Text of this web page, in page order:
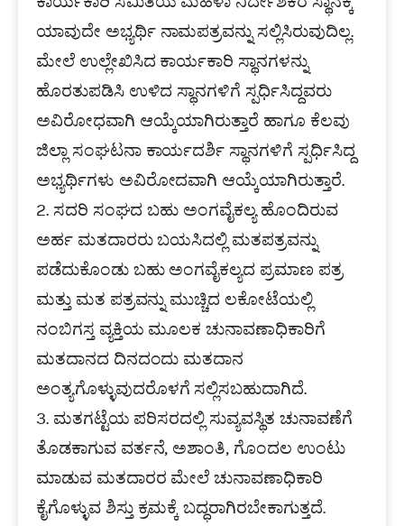
ಯಾವುದೇ ಅಭ್ಯರ್ಥಿ ನಾಮಪತ್ರವನ್ನು ಸಲ್ಲಿಸಿರುವುದಿಲ್ಲ.
ಮೇಲೆ ಉಲ್ಲೇಖಿಸಿದ ಕಾರ್ಯಕಾರಿ ಸ್ಥಾನಗಳನ್ನು
ಹೊರತುಪಡಿಸಿ ಉಳಿದ ಸ್ಥಾನಗಳಿಗೆ ಸ್ಪರ್ಧಿಸಿದ್ದವರು
ಅವಿರೋಧವಾಗಿ ಆಯ್ಕೆಯಾಗಿರುತ್ತಾರೆ ಹಾಗೂ ಕೆಲವು
ಜಿಲ್ಲಾ ಸಂಘಟನಾ ಕಾರ್ಯದರ್ಶಿ ಸ್ಥಾನಗಳಿಗೆ ಸ್ಪರ್ಧಿಸಿದ್ದ
ಅಭ್ಯರ್ಥಿಗಳು ಅವಿರೋದವಾಗಿ ಆಯ್ಕೆಯಾಗಿರುತ್ತಾರೆ.
2. ಸದರಿ ಸಂಘದ ಬಹು ಅಂಗವೈಕಲ್ಯ ಹೊಂದಿರುವ
ಅರ್ಹ ಮತದಾರರು ಬಯಸಿದಲ್ಲಿ ಮತಪತ್ರವನ್ನು
ಪಡೆದುಕೊಂಡು ಬಹು ಅಂಗವೈಕಲ್ಯದ ಪ್ರಮಾಣ ಪತ್ರ
ಮತ್ತು ಮತ ಪತ್ರವನ್ನು ಮುಚ್ಚಿದ ಲಕೋಟೆಯಲ್ಲಿ
ನಂಬಿಗಸ್ತ ವ್ಯಕ್ತಿಯ ಮೂಲಕ ಚುನಾವಣಾಧಿಕಾರಿಗೆ
ಮತದಾನದ ದಿನದಂದು ಮತದಾನ
ಅಂತ್ಯಗೊಳ್ಳುವುದರೊಳಗೆ ಸಲ್ಲಿಸಬಹುದಾಗಿದೆ.
3. ಮತಗಟ್ಟೆಯ ಪರಿಸರದಲ್ಲಿ ಸುವ್ಯವಸ್ಥಿತ ಚುನಾವಣೆಗೆ
ತೊಡಕಾಗುವ ವರ್ತನೆ, ಅಶಾಂತಿ, ಗೊಂದಲ ಉಂಟು
ಮಾಡುವ ಮತದಾರರ ಮೇಲೆ ಚುನಾವಣಾಧಿಕಾರಿ
ಕೈಗೊಳ್ಳುವ ಶಿಸ್ತು ಕ್ರಮಕ್ಕೆ ಬದ್ಧರಾಗಿರಬೇಕಾಗುತ್ತದೆ.